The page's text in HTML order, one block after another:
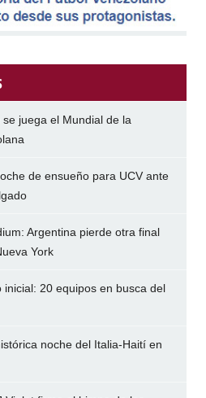
juega el Mundial de la
de ensueño para UCV ante
Argentina pierde otra final
York
inicial: 20 equipos en busca del
noche del Italia-Haití en